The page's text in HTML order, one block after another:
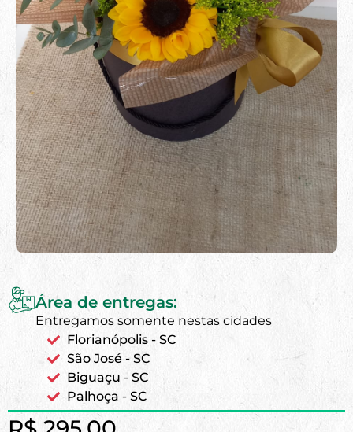
Área de entregas:
Entregamos somente nestas cidades
Florianópolis - SC
São José - SC
Biguaçu - SC
Palhoça - SC